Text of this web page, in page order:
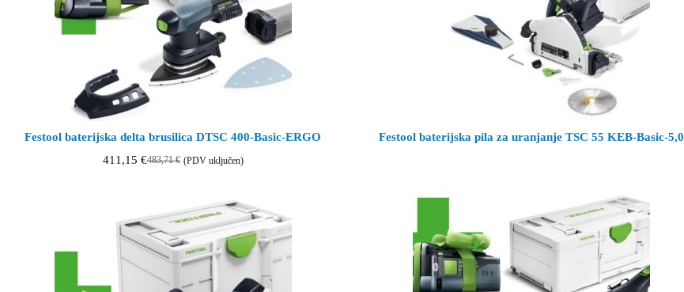
Festool baterijska delta brusilica DTSC 400-Basic-ERGO
483,71€
Izvorna
483,71 €.
411,15 €
Trenutna(PDV uključen)
Festool baterijska pila za uranjanje TSC 55 KEB-Basic-5,0